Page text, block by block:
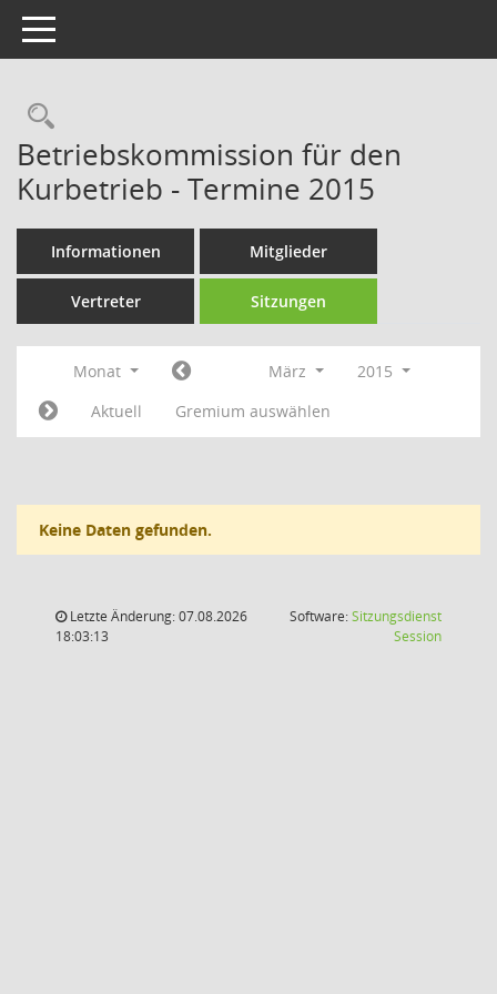
Toggle navigation
Rechercheauswahl
Betriebskommission für den
Kurbetrieb - Termine 2015
Informationen Mitglieder
Vertreter Sitzungen
Monat März
2015
Aktuell
Gremium auswählen
Keine Daten gefunden.
Letzte Änderung: 07.08.2026
18:03:13
Software:Sitzungsdienst
Session(Wird in